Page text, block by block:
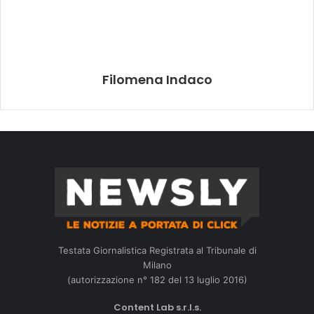
Filomena Indaco
Testata Giornalistica Registrata al Tribunale di
Milano
(autorizzazione n° 182 del 13 luglio 2016)
Content Lab s.r.l.s.